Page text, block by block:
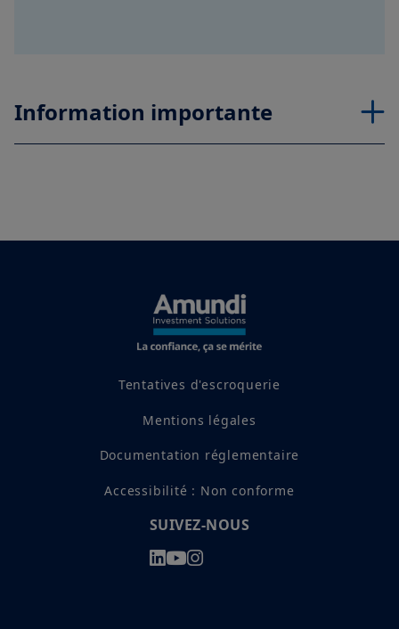
Information importante
Tentatives d'escroquerie
Mentions légales
Documentation réglementaire
Accessibilité : Non conforme
SUIVEZ-NOUS